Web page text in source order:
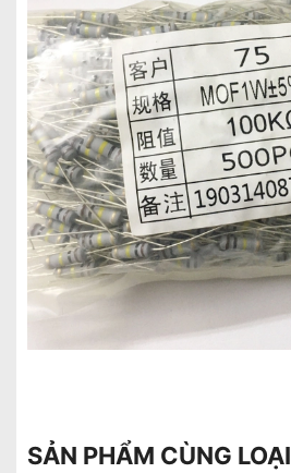
SẢN PHẨM CÙNG LOẠI